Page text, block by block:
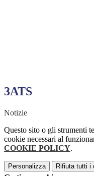
3ATS
Notizie
Questo sito o gli strumenti
cookie necessari al
COOKIE POLICY.
Personalizza Rifiuta tutti i